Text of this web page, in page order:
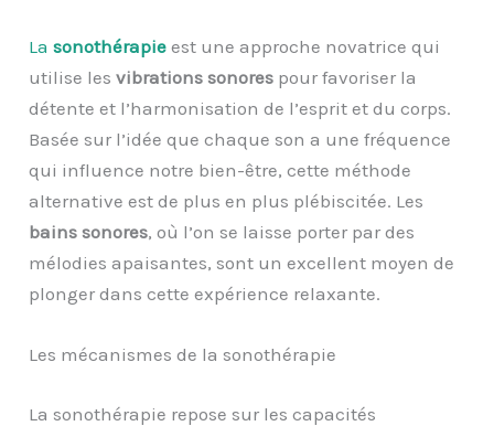
Lasonothérapie est une approche novatrice qui
utilise lesvibrations sonores pour favoriser la
détente et l’harmonisation de l’esprit et du corps.
Basée sur l’idée que chaque son a une fréquence
qui influence notre bien-être, cette méthode
alternative est de plus en plus plébiscitée. Les
bains sonores, où l’on se laisse porter par des
mélodies apaisantes, sont un excellent moyen de
plonger dans cette expérience relaxante.
Les mécanismes de la sonothérapie
La sonothérapie repose sur les capacités